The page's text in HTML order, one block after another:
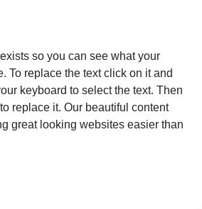
so you can see what your
To replace the text click on it and
keyboard to select the text. Then
replace it. Our beautiful content
great looking websites easier than